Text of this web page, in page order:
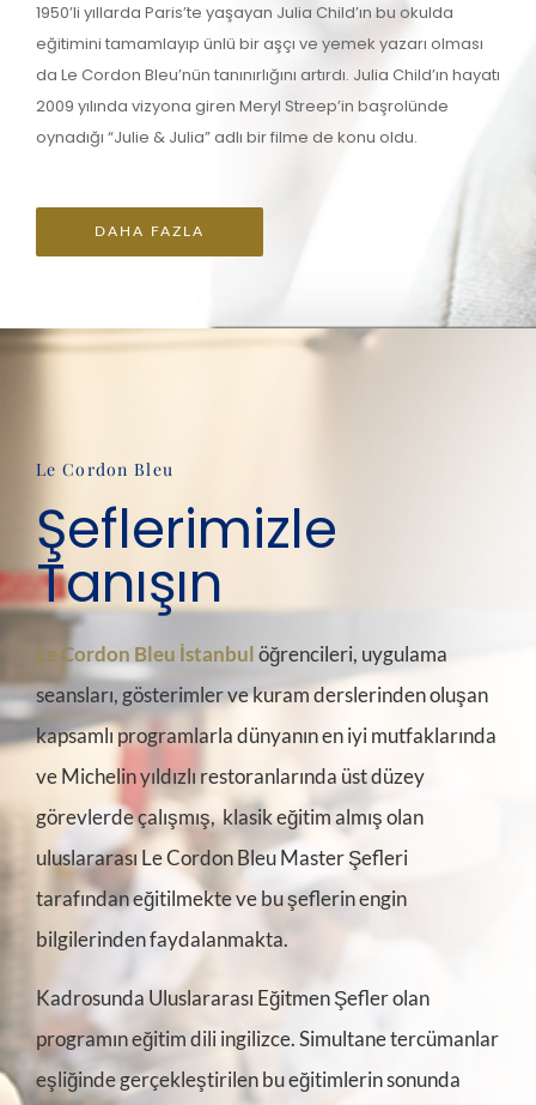
1950’li yıllarda Paris’te yaşayan Julia Child’ın bu okulda
eğitimini tamamlayıp ünlü bir aşçı ve yemek yazarı olması
da Le Cordon Bleu’nün tanınırlığını artırdı. Julia Child’ın hayatı
2009 yılında vizyona giren Meryl Streep’in başrolünde
oynadığı “Julie & Julia” adlı bir filme de konu oldu.
DAHA FAZLA
Le Cordon Bleu
Şeflerimizle
Tanışın
Le Cordon Bleu İstanbulöğrencileri, uygulama
seansları, gösterimler ve kuram derslerinden oluşan
kapsamlı programlarla dünyanın en iyi mutfaklarında
ve Michelin yıldızlı restoranlarında üst düzey
görevlerde çalışmış, klasik eğitim almış olan
uluslararası Le Cordon Bleu Master Şefleri
tarafından eğitilmekte ve bu şeflerin engin
bilgilerinden faydalanmakta.
Kadrosunda Uluslararası Eğitmen Şefler olan
programın eğitim dili ingilizce. Simultane tercümanlar
eşliğinde gerçekleştirilen bu eğitimlerin sonunda